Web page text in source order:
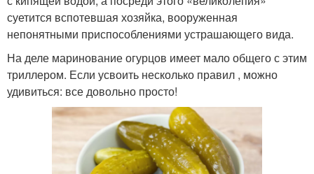
суетится вспотевшая хозяйка, вооруженная
непонятными приспособлениями устрашающего вида.
На деле маринование огурцов имеет мало общего с этим
триллером. Если усвоить несколько правил , можно
удивиться: все довольно просто!